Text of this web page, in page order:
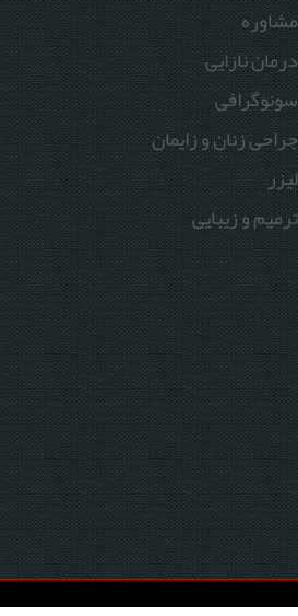
مشاوره
درمان نازایی
سونوگرافی
جراحی زنان و زایمان
لیزر
ترمیم و زیبایی